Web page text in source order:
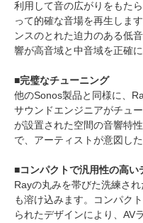
利用して音の広がりをもた
って的確な音場を再生しま
ンスのとれた迫力のある低
響が高音域と中音域を正確に
■完璧なチューニング
他のSonos製品と同様に、
サウンドエンジニアがチュ
が設置された空間の音響特
で、アーティストが意図し
■コンパクトで汎用性の高い
Rayの丸みを帯びた洗練さ
も溶け込みます。コンパク
られたデザインにより、AV